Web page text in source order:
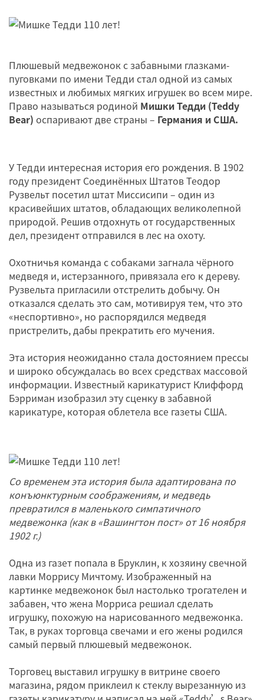
Плюшевый медвежонок с забавными глазками-
пуговками по имени Тедди стал одной из самых
известных и любимых мягких игрушек во всем мире.
Право называться родиной Мишки Тедди (Teddy
Bear) оспаривают две страны – Германия и США.
У Тедди интересная история его рождения. В 1902
году президент Соединённых Штатов Теодор
Рузвельт посетил штат Миссисипи – один из
красивейших штатов, обладающих великолепной
природой. Решив отдохнуть от государственных
дел, президент отправился в лес на охоту.
Охотничья команда с собаками загнала чёрного
медведя и, истерзанного, привязала его к дереву.
Рузвельта пригласили отстрелить добычу. Он
отказался сделать это сам, мотивируя тем, что это
«неспортивно», но распорядился медведя
пристрелить, дабы прекратить его мучения.
Эта история неожиданно стала достоянием прессы
и широко обсуждалась во всех средствах массовой
информации. Известный карикатурист Клиффорд
Бэрриман изобразил эту сценку в забавной
карикатуре, которая облетела все газеты США.
Со временем эта история была адаптирована по
конъюнктурным соображениям, и медведь
превратился в маленького симпатичного
медвежонка (как в «Вашингтон пост» от 16 ноября
1902 г.)
Одна из газет попала в Бруклин, к хозяину свечной
лавки Моррису Мичтому. Изображенный на
картинке медвежонок был настолько трогателен и
забавен, что жена Морриса решиал сделать
игрушку, похожую на нарисованного медвежонка.
Так, в руках торговца свечами и его жены родился
самый первый плюшевый медвежонок.
Торговец выставил игрушку в витрине своего
магазина, рядом приклеил к стеклу вырезанную из